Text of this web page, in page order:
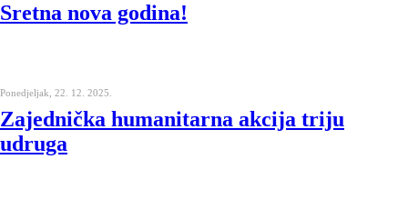
Sretna nova godina!
Ponedjeljak, 22. 12. 2025.
Zajednička humanitarna akcija triju
udruga